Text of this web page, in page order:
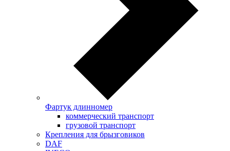
Фартук длинномер
коммерческий транспорт
грузовой транспорт
Крепления для брызговиков
DAF